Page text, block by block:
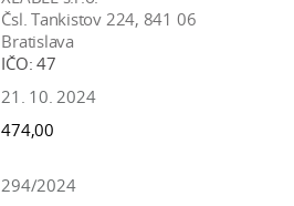
Čsl. Tankistov 224, 841 06
Bratislava
IČO: 47
21. 10. 2024
474,00
294/2024